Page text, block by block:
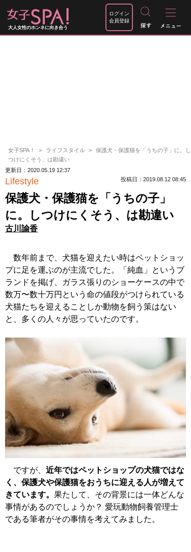
大人女性のホンネに向き合う
ログイン
会員登録
女子SPA！ ライフスタイル
保護犬・保護猫を「うちの子」に。し
つけにくそう、は勘違い
更新日：2020.05.19 12:37
Lifestyle 投稿日：2019.08.12 08:45
保護犬・保護猫を「うちの子」
に。しつけにくそう、は勘違い
古川諭香
数年前まで、犬猫を迎えたい時はペットショッ
プに足を運ぶのが主流でした。「純血」というブ
ランドを掲げ、ガラス張りのショーケースの中で
数万〜数十万円という命の値段がつけられている
犬猫たちを迎えることしか動物を飼う策はない
と、多くの人々が思っていたのです。
ですが、 近年ではペットショップの犬猫ではな
く、保護犬や保護猫をおうちに迎える人が増えて
きています。 果たして、その背景には一体どんな
事情があるのでしょうか？ 愛玩動物飼養管理士
である筆者がその事情を考えてみました。